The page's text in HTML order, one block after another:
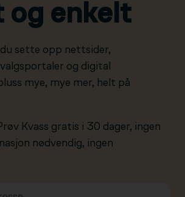
og enkelt
du sette opp nettsider,
og digital
mye, mye mer, helt på
Kvass gratis i 30 dager, ingen
nødvendig, ingen